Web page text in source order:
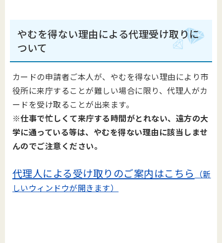
やむを得ない理由による代理受け取りに
ついて
カードの申請者ご本人が、やむを得ない理由により市
役所に来庁することが難しい場合に限り、代理人がカ
ードを受け取ることが出来ます。
※仕事で忙しくて来庁する時間がとれない、遠方の大
学に通っている等は、やむを得ない理由に該当しませ
んのでご注意ください。
代理人による受け取りのご案内はこちら
（新
しいウィンドウが開きます）